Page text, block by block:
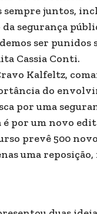
sempre juntos,
segurança
ser punidos
Cassia Conti.
Kalfeltz,
do
por uma
por um novo
prevê 500
uma